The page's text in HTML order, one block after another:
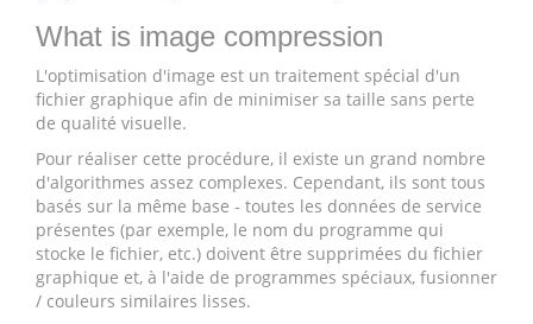
What is image compression
L'optimisation d'image est un traitement spécial d'un
fichier graphique afin de minimiser sa taille sans perte
de qualité visuelle.
Pour réaliser cette procédure, il existe un grand nombre
d'algorithmes assez complexes. Cependant, ils sont tous
basés sur la même base - toutes les données de service
présentes (par exemple, le nom du programme qui
stocke le fichier, etc.) doivent être supprimées du fichier
graphique et, à l'aide de programmes spéciaux, fusionner
/ couleurs similaires lisses.